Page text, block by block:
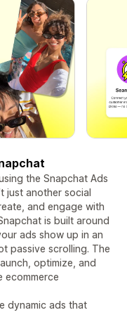
the Snapchat Ads
just another social
and engage with
is built around
ads show up in an
passive scrolling. The
optimize, and
ecommerce
dynamic ads that